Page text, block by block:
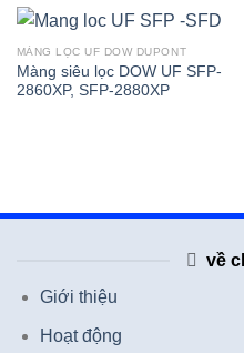
MÀNG LỌC UF DOW DUPONT
Màng siêu lọc DOW UF SFP-
2860XP, SFP-2880XP
về
Giới thiệu
Hoạt động